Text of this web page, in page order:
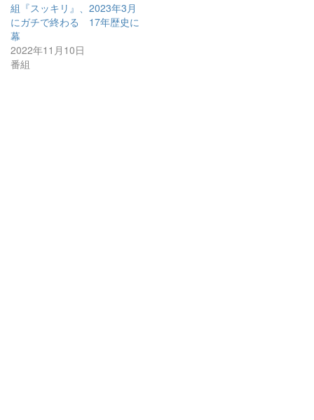
組『スッキリ』、2023年3月
にガチで終わる 17年歴史に
幕
2022年11月10日
番組